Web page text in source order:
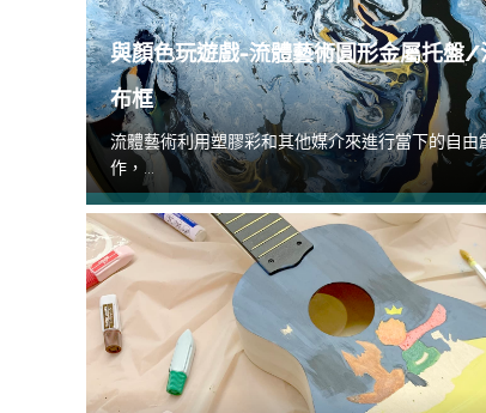
與顏色玩遊戲-流體藝術圓形金屬托盤/
布框
流體藝術利用塑膠彩和其他媒介來進行當下的自由
作，...